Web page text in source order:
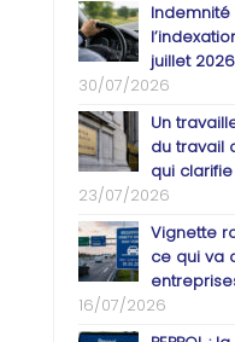
juillet 2026
30/07/2026
Un
du travail
qui
23/07/2026
Vignette
ce qui va
16/07/2026